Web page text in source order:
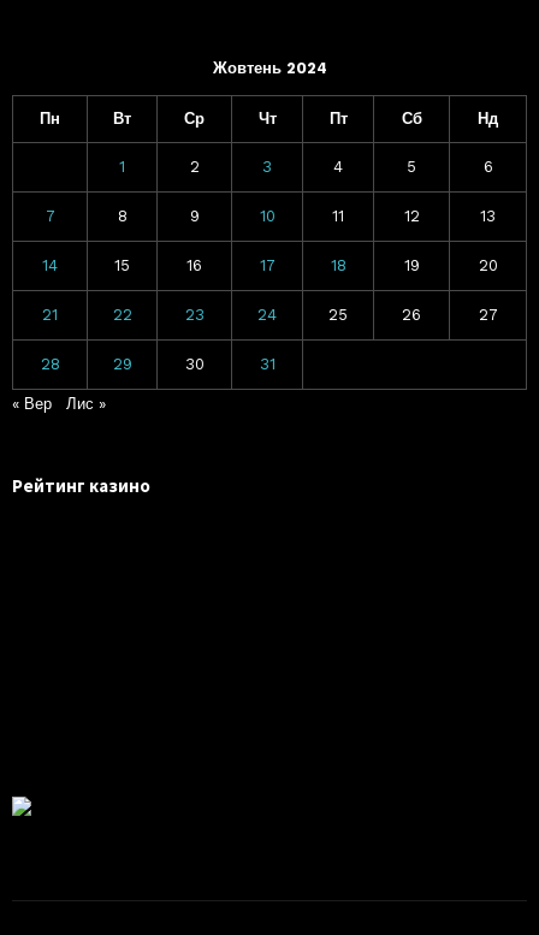
Жовтень 2024
Пн Вт Ср Чт Пт Сб Нд
1 2 3 4 5 6
7 8 9 10 11 12 13
14 15 16 17 18 19 20
21 22 23 24 25 26 27
28 29 30 31
« Вер Лис »
Рейтинг казино